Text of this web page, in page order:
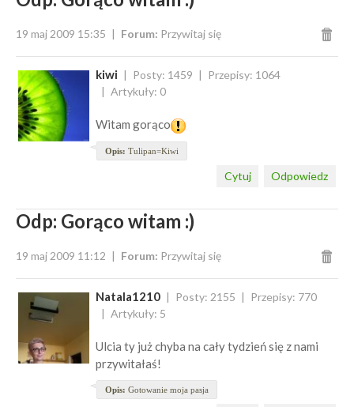
19 maj 2009 15:35 Forum: Przywitaj się
kiwi Posty: 1459
Przepisy: 1064
Artykuły: 0
Witam gorąco
Opis: Tulipan=Kiwi
Odpowiedz
Cytuj
Odp: Gorąco witam :)
19 maj 2009 11:12 Forum: Przywitaj się
Natala1210 Posty: 2155
Przepisy: 770
Artykuły: 5
Ulcia ty już chyba na cały tydzień się z nami
przywitałaś!
Opis: Gotowanie moja pasja